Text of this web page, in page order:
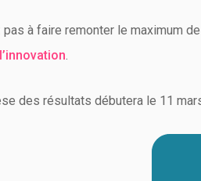
pas à faire remonter le maximum
.
des résultats débutera le 11